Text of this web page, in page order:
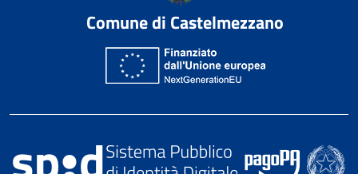
Comune di Castelmezzano